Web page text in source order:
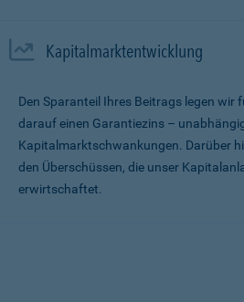
Kapitalmarktentwicklung
Den Sparanteil Ihres Beitrags legen wir
darauf einen Garantiezins –
Kapitalmarktschwankungen. Darüber
den Überschüssen, die unser
erwirtschaftet.